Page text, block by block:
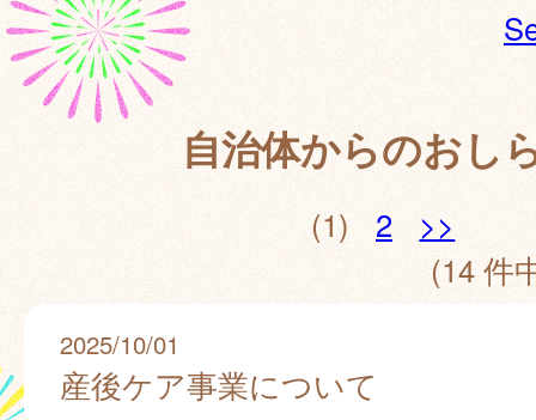
自治体からのおし
(1) 2
>>
(14 件
2025/10/01
産後ケア事業について